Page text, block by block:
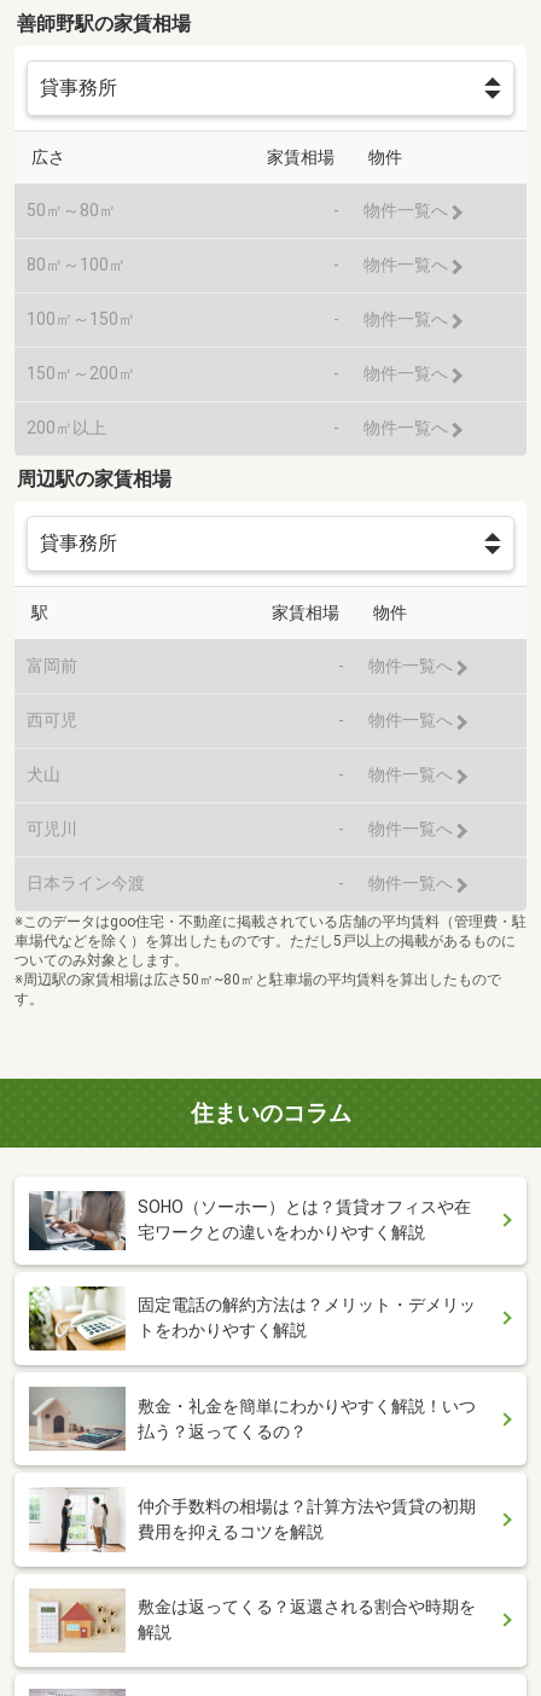
善師野駅の家賃相場
広さ 家賃相場 物件
50㎡～80㎡ - 物件一覧へ
80㎡～100㎡ - 物件一覧へ
100㎡～150㎡ - 物件一覧へ
150㎡～200㎡ - 物件一覧へ
200㎡以上 - 物件一覧へ
周辺駅の家賃相場
駅 家賃相場 物件
富岡前 - 物件一覧へ
西可児 - 物件一覧へ
犬山 - 物件一覧へ
可児川 - 物件一覧へ
日本ライン今渡 - 物件一覧へ
※このデータはgoo住宅・不動産に掲載されている店舗の平均賃料（管理費・駐
車場代などを除く）を算出したものです。ただし5戸以上の掲載があるものに
ついてのみ対象とします。
※周辺駅の家賃相場は広さ50㎡~80㎡と駐車場の平均賃料を算出したもので
す。
住まいのコラム
SOHO（ソーホー）とは？賃貸オフィスや在
宅ワークとの違いをわかりやすく解説
固定電話の解約方法は？メリット・デメリッ
トをわかりやすく解説
敷金・礼金を簡単にわかりやすく解説！いつ
払う？返ってくるの？
仲介手数料の相場は？計算方法や賃貸の初期
費用を抑えるコツを解説
敷金は返ってくる？返還される割合や時期を
解説